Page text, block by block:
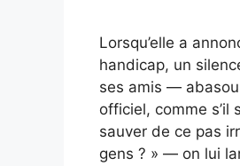
Lorsqu’elle a
handicap, un
ses amis —
officiel, comme s’il
sauver de ce pas
gens ? » — on lui